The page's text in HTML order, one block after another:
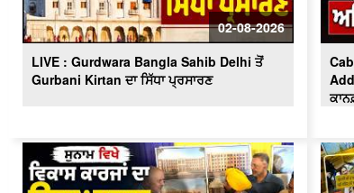
02-08-2026
LIVE : Gurdwara Bangla Sahib Delhi ਤੋਂ
Gurbani Kirtan ਦਾ ਸਿੱਧਾ ਪ੍ਰਸਾਰਣ